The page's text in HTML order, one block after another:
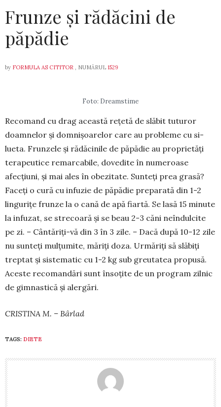
Frunze și rădăcini de
păpădie
by FORMULA AS CITITOR , NUMĂRUL 1529
Foto: Dreamstime
Recomand cu drag această re­țetă de slăbit tuturor
doam­nelor și domnișoarelor care au pro­bleme cu si­
lueta. Frunzele și rădă­cinile de păpădie au proprietăți
terapeutice remar­ca­bile, dovedite în nu­meroase
afecțiuni, și mai ales în obezitate. Sunteți prea grasă?
Faceți o cură cu infu­zie de păpădie pre­pa­rată din 1-2
lingurițe frunze la o cană de apă fiartă. Se lasă 15 minute
la infu­zat, se strecoară și se beau 2-3 căni ne­îndulcite
pe zi. – Cântăriți-vă din 3 în 3 zile. – Da­că după 10-12 zile
nu sunteți mulțumite, măriți doza. Ur­măriți să slă­biți
treptat și sistematic cu 1-2 kg sub greutatea pro­pusă.
Aceste recomandări sunt însoțite de un pro­gram zilnic
de gim­nastică și alergări.
CRISTINA M. – Bârlad
TAGS: DIETE